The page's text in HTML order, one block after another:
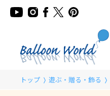
トップ 遊ぶ・贈る・飾る